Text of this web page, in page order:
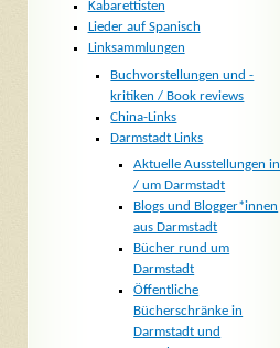
Kabarettisten
Lieder auf Spanisch
Linksammlungen
Buchvorstellungen und -
kritiken / Book reviews
China-Links
Darmstadt Links
Aktuelle Ausstellungen in
/ um Darmstadt
Blogs und Blogger*innen
aus Darmstadt
Bücher rund um
Darmstadt
Öffentliche
Bücherschränke in
Darmstadt und